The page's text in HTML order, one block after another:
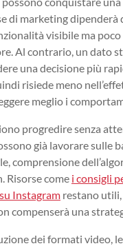
di marketing dipenderà
visibile ma
Al contrario, un dato
una decisione più
risiede meno
meglio i
progredire senza
già lavorare sulle
comprensione
Risorse come i consigli
Instagram restano
compenserà una
dei formati video,